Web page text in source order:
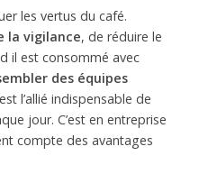
les vertus du café.
la vigilance, de réduire le
il est consommé avec
des équipes
l’allié indispensable de
jour. C’est en entreprise
compte des avantages